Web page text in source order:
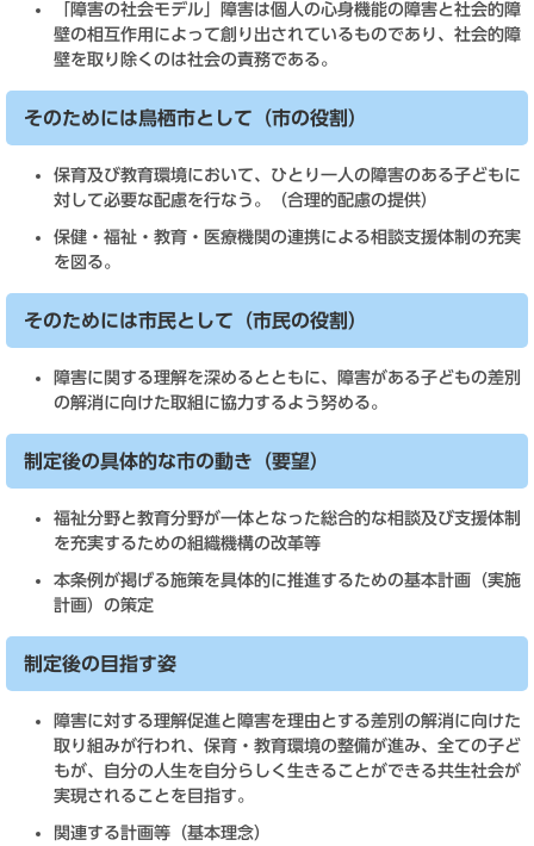
「障害の社会モデル」障害は個人の心身機能の障害と社会的障
壁の相互作用によって創り出されているものであり、社会的障
壁を取り除くのは社会の責務である。
そのためには鳥栖市として（市の役割）
保育及び教育環境において、ひとり一人の障害のある子どもに
対して必要な配慮を行なう。（合理的配慮の提供）
保健・福祉・教育・医療機関の連携による相談支援体制の充実
を図る。
そのためには市民として（市民の役割）
障害に関する理解を深めるとともに、障害がある子どもの差別
の解消に向けた取組に協力するよう努める。
制定後の具体的な市の動き（要望）
福祉分野と教育分野が一体となった総合的な相談及び支援体制
を充実するための組織機構の改革等
本条例が掲げる施策を具体的に推進するための基本計画（実施
計画）の策定
制定後の目指す姿
障害に対する理解促進と障害を理由とする差別の解消に向けた
取り組みが行われ、保育・教育環境の整備が進み、全ての子ど
もが、自分の人生を自分らしく生きることができる共生社会が
実現されることを目指す。
関連する計画等（基本理念）